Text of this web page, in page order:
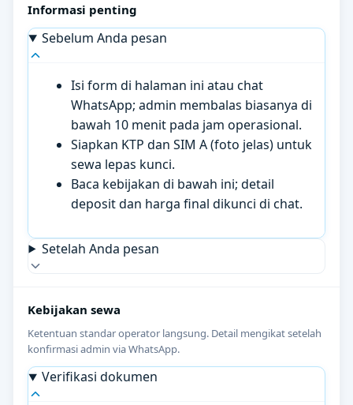
Informasi penting
Sebelum Anda pesan
Isi form di halaman ini atau chat
WhatsApp; admin membalas biasanya di
bawah 10 menit pada jam operasional.
Siapkan KTP dan SIM A (foto jelas) untuk
sewa lepas kunci.
Baca kebijakan di bawah ini; detail
deposit dan harga final dikunci di chat.
Setelah Anda pesan
Kebijakan sewa
Ketentuan standar operator langsung. Detail mengikat setelah
konfirmasi admin via WhatsApp.
Verifikasi dokumen